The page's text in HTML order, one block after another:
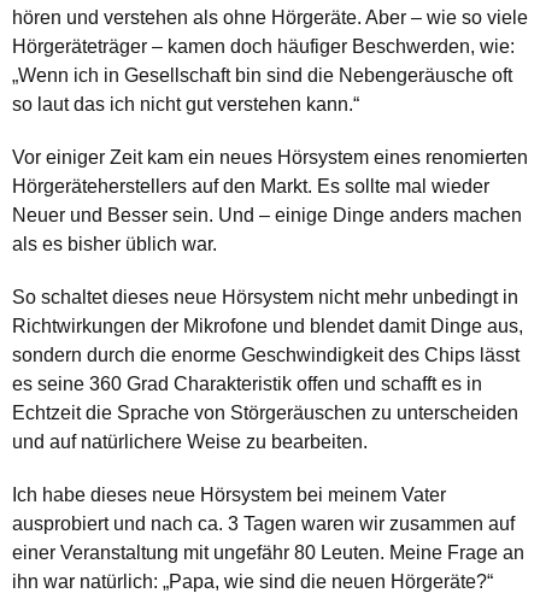
hören und verstehen als ohne Hörgeräte. Aber – wie so viele
Hörgeräteträger – kamen doch häufiger Beschwerden, wie:
„Wenn ich in Gesellschaft bin sind die Nebengeräusche oft
so laut das ich nicht gut verstehen kann.“
Vor einiger Zeit kam ein neues Hörsystem eines renomierten
Hörgeräteherstellers auf den Markt. Es sollte mal wieder
Neuer und Besser sein. Und – einige Dinge anders machen
als es bisher üblich war.
So schaltet dieses neue Hörsystem nicht mehr unbedingt in
Richtwirkungen der Mikrofone und blendet damit Dinge aus,
sondern durch die enorme Geschwindigkeit des Chips lässt
es seine 360 Grad Charakteristik offen und schafft es in
Echtzeit die Sprache von Störgeräuschen zu unterscheiden
und auf natürlichere Weise zu bearbeiten.
Ich habe dieses neue Hörsystem bei meinem Vater
ausprobiert und nach ca. 3 Tagen waren wir zusammen auf
einer Veranstaltung mit ungefähr 80 Leuten. Meine Frage an
ihn war natürlich: „Papa, wie sind die neuen Hörgeräte?“